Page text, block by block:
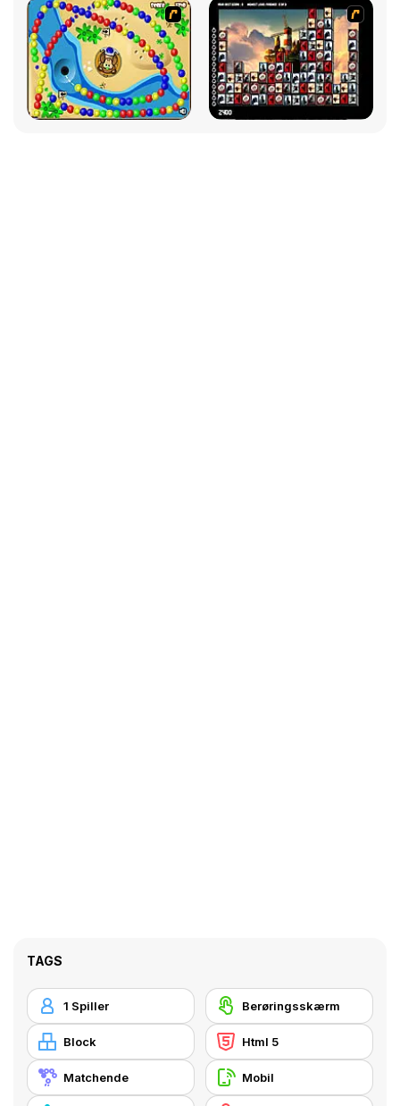
TAGS
1 Spiller Berøringsskærm
Block Html 5
Matchende Mobil